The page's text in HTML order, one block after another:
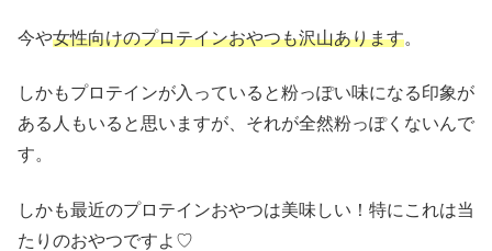
今や女性向けのプロテインおやつも沢山あります。
しかもプロテインが入っていると粉っぽい味になる印象が
ある人もいると思いますが、それが全然粉っぽくないんで
す。
しかも最近のプロテインおやつは美味しい！特にこれは当
たりのおやつですよ♡